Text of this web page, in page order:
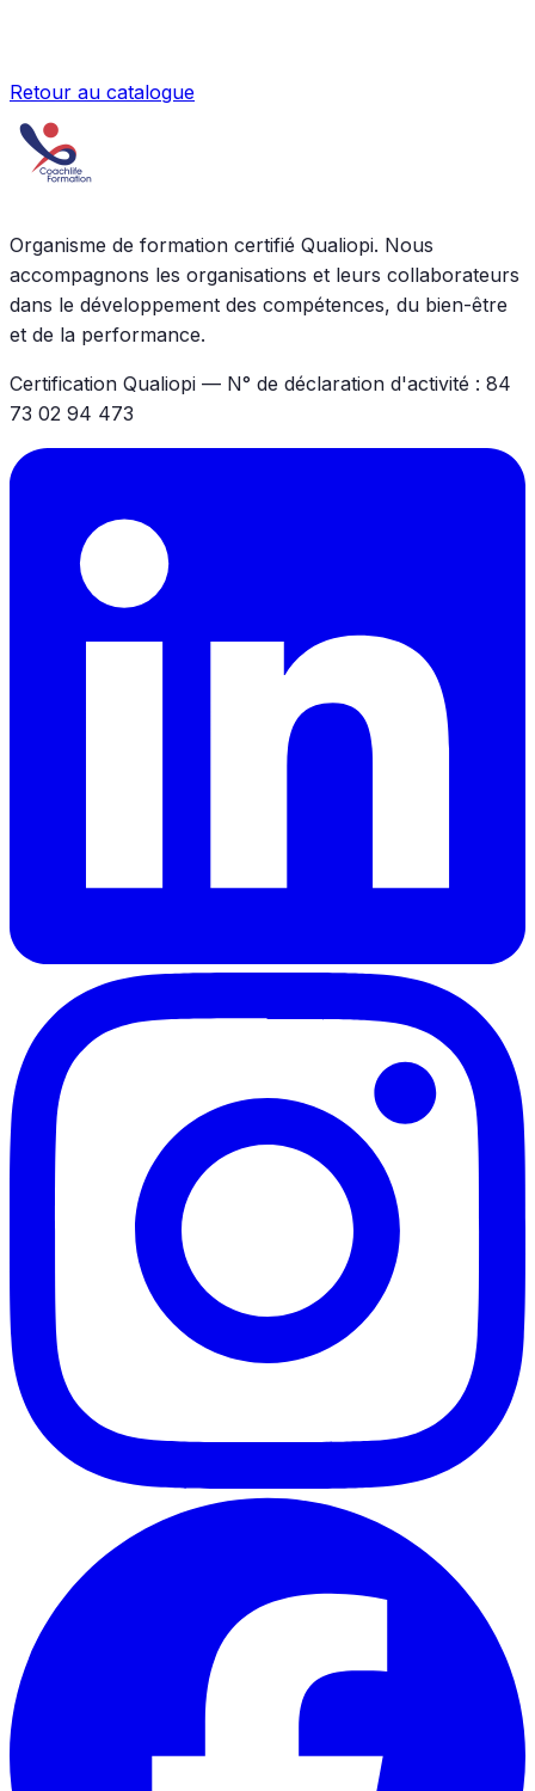
Retour au catalogue
Organisme de formation certifié Qualiopi. Nous
accompagnons les organisations et leurs collaborateurs
dans le développement des compétences, du bien-être
et de la performance.
Certification Qualiopi — N° de déclaration d'activité : 84
73 02 94 473